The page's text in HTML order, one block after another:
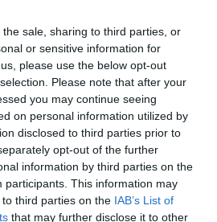
sale, sharing to third parties, or
or sensitive information for
please use the below opt-out
Please note that after your
you may continue seeing
on personal information utilized by
disclosed to third parties prior to
opt-out of the further
information by third parties on the
participants. This information may
third parties on the IAB’s List of
that may further disclose it to other
LIRE L'ARTICLE
PLUS D'ARTICLES
UN DON